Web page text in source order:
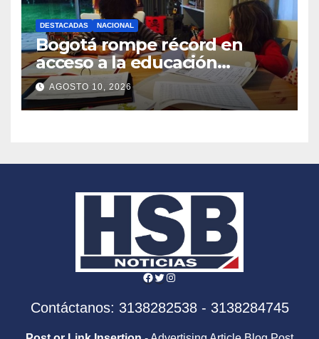
DESTACADAS NACIONAL
Bogotá rompe récord en
acceso a la educación
superior e inaugura el
comedor escolar
AGOSTO 10, 2026
Facebook
Twitter
Instagram
Contáctanos: 3138282538 - 3138284745